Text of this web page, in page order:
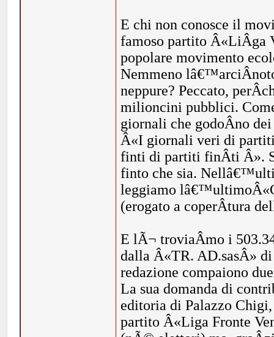
E chi non conosce il
famoso partito Â«LiÂ­ga
popolare movimento
Nemmeno
neppure? Peccato,
milioncini pubblici.
giornali che godoÂ­no
Â«I giornali veri di
finti di partiti finÂ­ti Â».
finto che sia.
leggiamo
(erogato a coperÂ­tura
E lÃ¬ troviaÂ­mo i
dalla Â«TR. AD.sasÂ»
redazione compaiono
La sua domanda di
editoria di Palazzo
partito Â«Liga Fronte